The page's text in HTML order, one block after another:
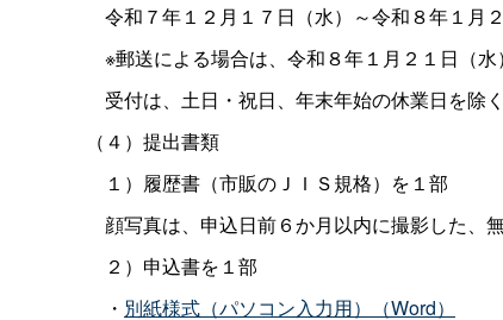
令和７年１２月１７日（水）～令和８年１月２
※郵送による場合は、令和８年１月２１日（水
受付は、土日・祝日、年末年始の休業日を除
（４）提出書類
１）履歴書（市販のＪＩＳ規格）を１部
顔写真は、申込日前６か月以内に撮影した、
２）申込書を１部
・ 別紙様式（パソコン入力用）（Word）